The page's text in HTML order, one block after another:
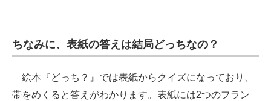
ちなみに、表紙の答えは結局どっちなの？
絵本『どっち？』では表紙からクイズになっており、
帯をめくると答えがわかります。表紙には2つのフラン